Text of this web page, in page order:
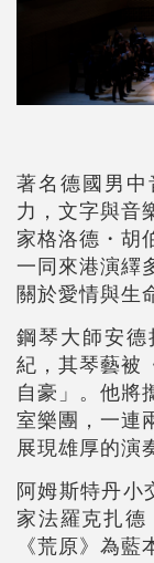
著名德國男
力，文字與音
家格洛德・胡
一同來港演繹
關於愛情與生
鋼琴大師安
紀，其琴藝被
自豪」。他將
室樂團，一連
展現雄厚的演
阿姆斯特丹小
家法羅克扎
《荒原》為